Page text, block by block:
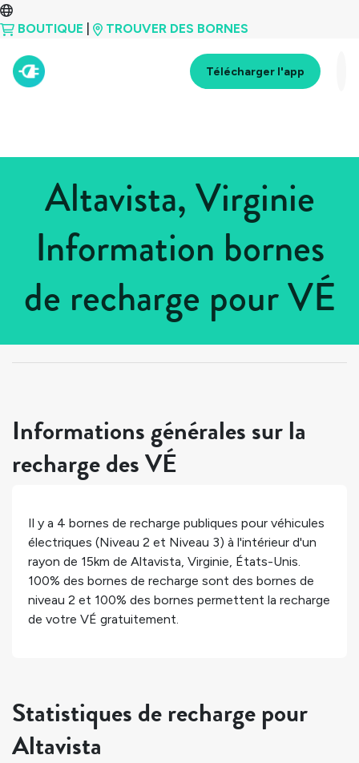
BOUTIQUE TROUVER DES BORNES
Télécharger l'app
Altavista, Virginie
Information bornes
de recharge pour VÉ
États-Unis > Virginie
Informations générales sur la
recharge des VÉ
Il y a 4 bornes de recharge publiques pour véhicules
électriques (Niveau 2 et Niveau 3) à l'intérieur d'un
rayon de 15km de Altavista, Virginie, États-Unis.
100% des bornes de recharge sont des bornes de
niveau 2 et 100% des bornes permettent la recharge
de votre VÉ gratuitement.
Statistiques de recharge pour
Altavista